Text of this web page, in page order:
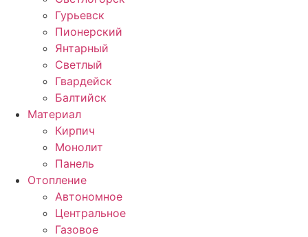
Гурьевск
Пионерский
Янтарный
Светлый
Гвардейск
Балтийск
Материал
Кирпич
Монолит
Панель
Отопление
Автономное
Центральное
Газовое